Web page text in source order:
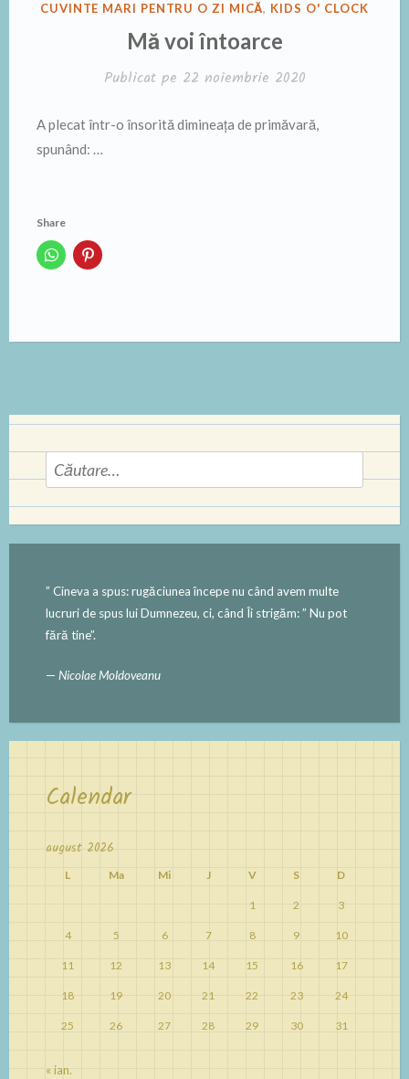
PUBLICAT
CUVINTE MARI PENTRU O ZI MICĂ, KIDS O' CLOCK
Mă voi întoarce
Publicat pe 22 noiembrie 2020
A plecat într-o însorită dimineața de primăvară,
spunând: …
Share
Caută
după:
” Cineva a spus: rugăciunea începe nu când avem multe
lucruri de spus lui Dumnezeu, ci, când Îi strigăm: ” Nu pot
fără tine”.
— Nicolae Moldoveanu
Calendar
august 2026
L Ma Mi J V S D
1 2 3
4 5 6 7 8 9 10
11 12 13 14 15 16 17
18 19 20 21 22 23 24
25 26 27 28 29 30 31
« ian.